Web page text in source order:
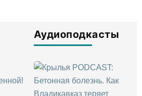
Аудиоподкасты